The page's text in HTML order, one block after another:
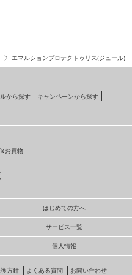
エマルションプロテクトゥリス(ジュール)
から探す キャンペーンから探す
お買物
はじめての方へ
サービス一覧
個人情報
方針 よくある質問 お問い合わせ